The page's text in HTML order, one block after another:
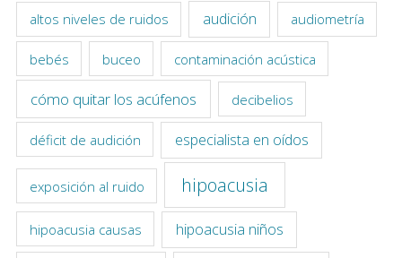
altos niveles de ruidos audición audiometría
bebés buceo contaminación acústica
cómo quitar los acúfenos decibelios
déficit de audición especialista en oídos
exposición al ruido hipoacusia
hipoacusia causas hipoacusia niños